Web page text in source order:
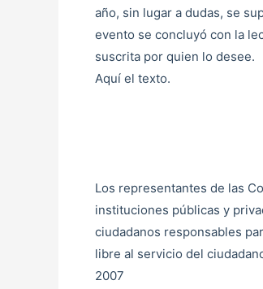
año, sin lugar a dudas, se
evento se concluyó con la
suscrita por quien lo desee.
Aquí el texto.
Los representantes de las
instituciones públicas y
ciudadanos responsables
libre al servicio del
2007